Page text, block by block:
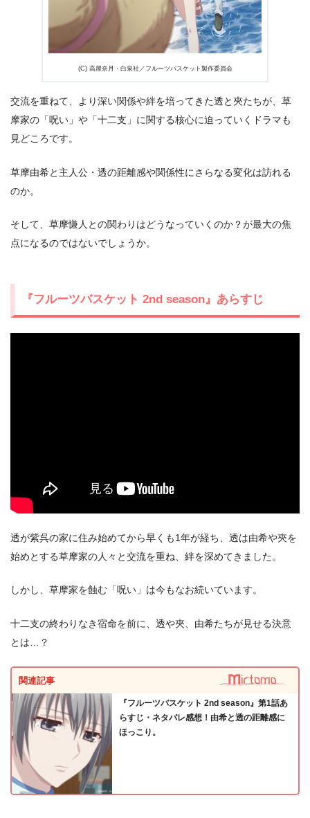
出典:U-NEXT
＼＼31日間無料!!お試し解約もOK／／
(C) 高屋奈月・白泉社／フルーツバスケット製作委員会
交流を重ねて、より深い関係や絆を培ってきた透と夾たちが、草
摩家の「呪い」や「十二支」に関する核心に迫っていくドラマも
見どころです。
草摩由希と主人公・透の距離感や関係性にさらなる変化は訪れる
のか。
そして、草摩慊人との関わりはどうなっていくのか？が最大の焦
点になるのではないでしょうか。
『フルーツバスケット 2nd season』あらすじ
透が紫呉の家に住み始めてから早くも1年が経ち、透は由希や夾を
始めとする草摩家の人々と交流を重ね、絆を深めてきました。
しかし、草摩家を蝕む「呪い」は今もなお続いています。
十二支の終わりなき宿命を前に、透や夾、由希たちが見せる決意
とは…？
関連記事
『フルーツバスケット 2nd season』第1話あ
らすじ・ネタバレ感想！由希と透の距離感に
ほっこり。